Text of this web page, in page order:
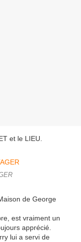
et le LIEU.
de George
est vraiment un
apprécié.
lui a servi de